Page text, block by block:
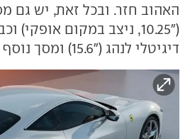
האהוב חזר. ובכל זאת, יש גם
("10.25, ניצב במקום אופקי)
דיגיטלי לנהג ("15.6) ומסך נוסף לנוסע מלפנים ("8).